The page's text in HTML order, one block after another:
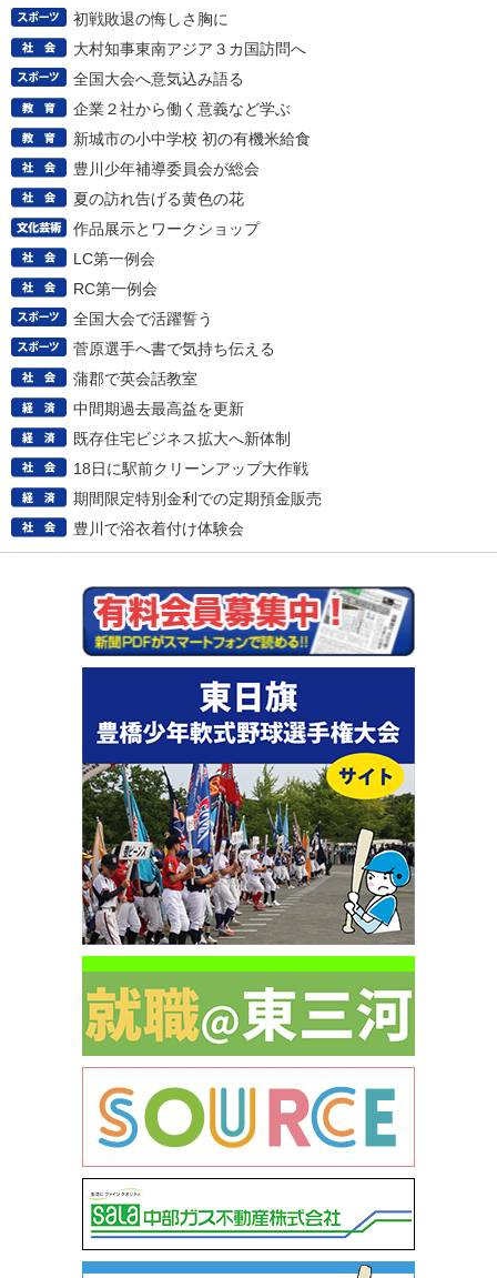
初戦敗退の悔しさ胸に
大村知事東南アジア３カ国訪問へ
全国大会へ意気込み語る
企業２社から働く意義など学ぶ
新城市の小中学校 初の有機米給食
豊川少年補導委員会が総会
夏の訪れ告げる黄色の花
作品展示とワークショップ
LC第一例会
RC第一例会
全国大会で活躍誓う
菅原選手へ書で気持ち伝える
蒲郡で英会話教室
中間期過去最高益を更新
既存住宅ビジネス拡大へ新体制
18日に駅前クリーンアップ大作戦
期間限定特別金利での定期預金販売
豊川で浴衣着付け体験会